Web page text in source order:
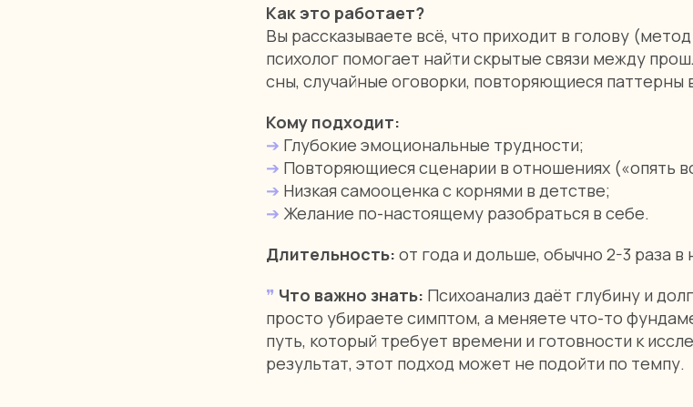
Как это работает?
Вы рассказываете всё, что приходит в голову
психолог помогает найти скрытые связи между
сны, случайные оговорки, повторяющиеся паттерны
Кому подходит:
➔ Глубокие эмоциональные трудности;
➔ Повторяющиеся сценарии в отношениях («опять
➔ Низкая самооценка с корнями в детстве;
➔ Желание по-настоящему разобраться в себе.
Длительность: от года и дольше, обычно 2-3 раза в
❞ Что важно знать: Психоанализ даёт глубину и
просто убираете симптом, а меняете что-то
путь, который требует времени и готовности к
результат, этот подход может не подойти по темпу.